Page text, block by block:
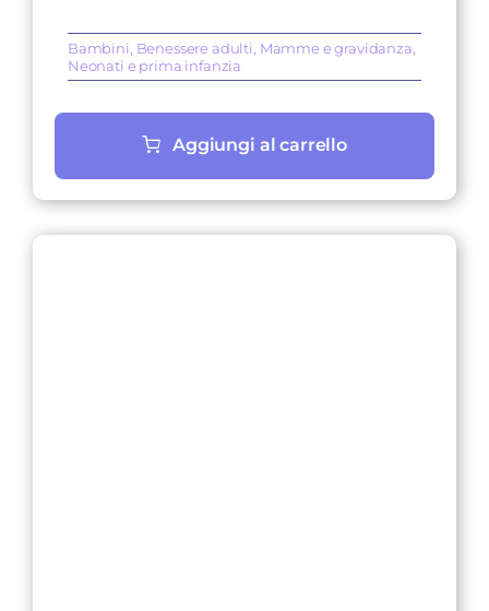
37,90 €.
36,00 €.
Bambini, Benessere adulti, Mamme e gravidanza,
Neonati e prima infanzia
Aggiungi al carrello